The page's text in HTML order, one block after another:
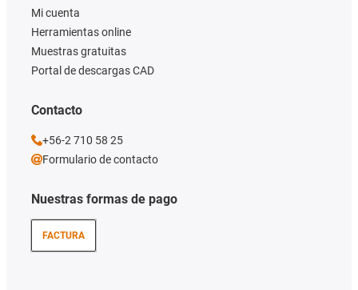
Nuestras formas de pago
FACTURA
Mi cuenta
Herramientas online
Muestras gratuitas
Portal de descargas CAD
Contacto
+56-2 710 58 25
Formulario de contacto